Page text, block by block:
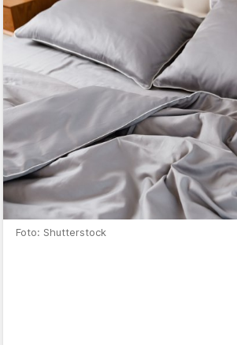
Foto: Shutterstock